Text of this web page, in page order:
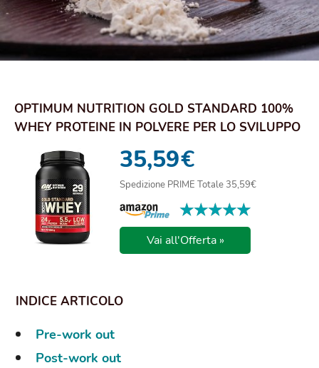
OPTIMUM NUTRITION GOLD STANDARD 100%
WHEY PROTEINE IN POLVERE PER LO SVILUPPO
35,59€
Spedizione PRIME Totale 35,59€
★★★★★
★★★★★
Vai all'Offerta »
Pre-work out
Post-work out